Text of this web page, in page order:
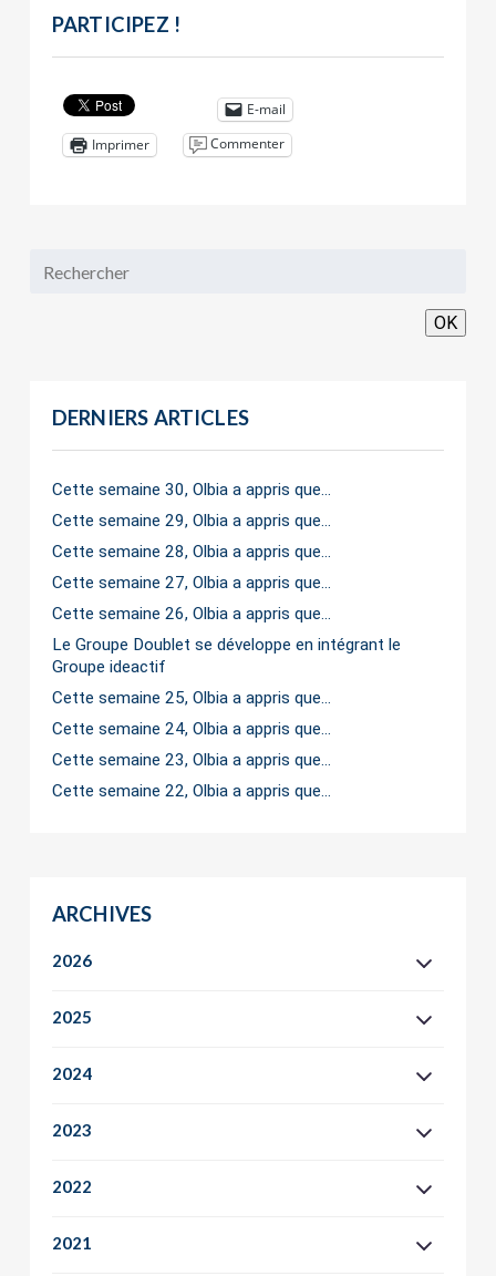
PARTICIPEZ !
E-mail
Imprimer
Commenter
OK
DERNIERS ARTICLES
Cette semaine 30, Olbia a appris que…
Cette semaine 29, Olbia a appris que…
Cette semaine 28, Olbia a appris que…
Cette semaine 27, Olbia a appris que…
Cette semaine 26, Olbia a appris que…
Le Groupe Doublet se développe en intégrant le
Groupe ideactif
Cette semaine 25, Olbia a appris que…
Cette semaine 24, Olbia a appris que…
Cette semaine 23, Olbia a appris que…
Cette semaine 22, Olbia a appris que…
ARCHIVES
2026
2025
2024
2023
2022
2021